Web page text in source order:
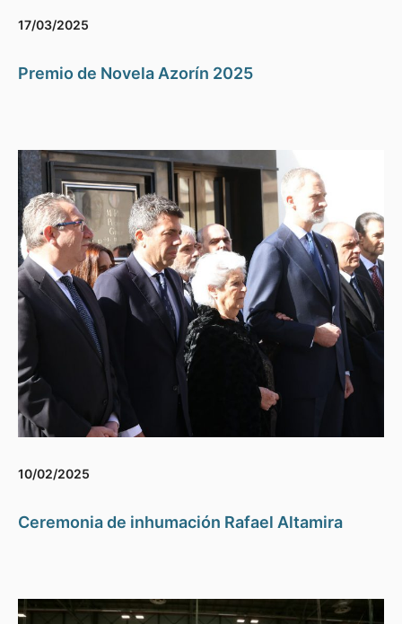
17/03/2025
Premio de Novela Azorín 2025
10/02/2025
Ceremonia de inhumación Rafael Altamira